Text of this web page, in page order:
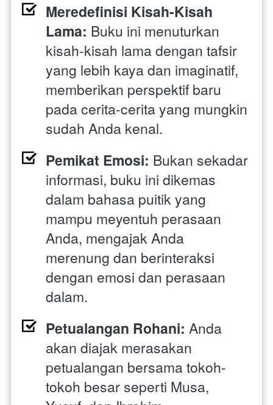
Meredefinisi Kisah-Kisah
Lama: Buku ini menuturkan
kisah-kisah lama dengan tafsir
yang lebih kaya dan imaginatif,
memberikan perspektif baru
pada cerita-cerita yang mungkin
sudah Anda kenal.
Pemikat Emosi: Bukan sekadar
informasi, buku ini dikemas
dalam bahasa puitik yang
mampu meyentuh perasaan
Anda, mengajak Anda
merenung dan berinteraksi
dengan emosi dan perasaan
dalam.
Petualangan Rohani: Anda
akan diajak merasakan
petualangan bersama tokoh-
tokoh besar seperti Musa,